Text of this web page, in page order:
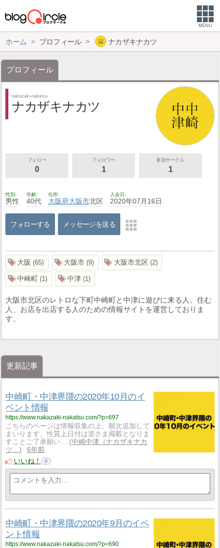
MENU
ホーム プロフィール ナカザキナカツ
プロフィール
nakazaki-nakatsu
ナカザキナカツ
フォロー
0
フォロワー
1
参加サークル
1
性別
男性
年齢
40代
住所
大阪府大阪市北区
入会日
2020年07月16日
フォローする メッセージを送る
大阪 65 大阪市 9 大阪市北区 2
中崎町 1 中津 1
大阪市北区のレトロな下町中崎町と中津に遊びに来る人、住む
人、お店を出店する人のための情報サイトを運営しておりま
す。
更新記事
中崎町・中津界隈の2020年10月のイ
ベント情報
https://www.nakazaki-nakatsu.com/?p=697
こちらのページは情報収集の上、順次追加して
まいります。性質上日付は逆さま掲載となりま
すことご了承願い…
中崎中津（ナカザキナカ
ツ…
6年前
いいね！
0
中崎町・中津界隈の2020年9月のイベ
ント情報
https://www.nakazaki-nakatsu.com/?p=690